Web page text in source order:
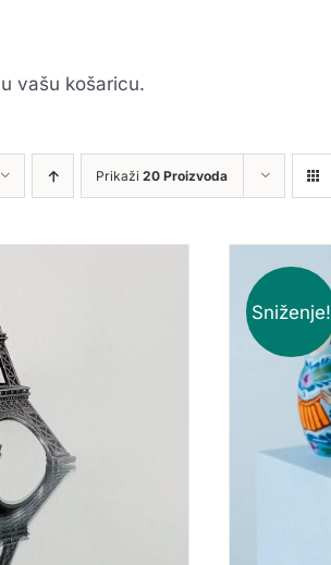
vašu košaricu.
Prikaži 20 Proizvoda
Sniženje!